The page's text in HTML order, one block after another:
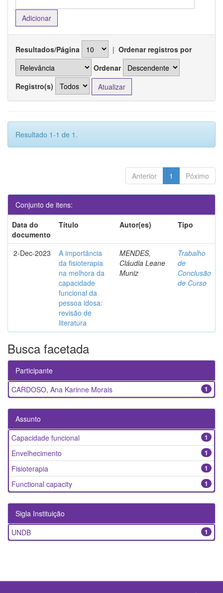
Resultados/Página | Ordenar registros por
Ordenar
Registro(s)
Resultado 1-1 de 1.
Anterior 1 Póximo
Conjunto de itens:
Data do
documento
Título Autor(es) Tipo
2-Dec-2023
A importância
da fisioterapia
na melhora da
capacidade
funcional da
pessoa idosa:
revisão de
literatura
MENDES,
Cláudia Leane
Muniz
Trabalho
de
Conclusão
de Curso
Busca facetada
Participante
1
CARDOSO, Ana Karinne Morais
Assunto
1
Capacidade funcional
1
Envelhecimento
1
Fisioterapia
1
Functional capacity
Sigla Instituição
1
UNDB